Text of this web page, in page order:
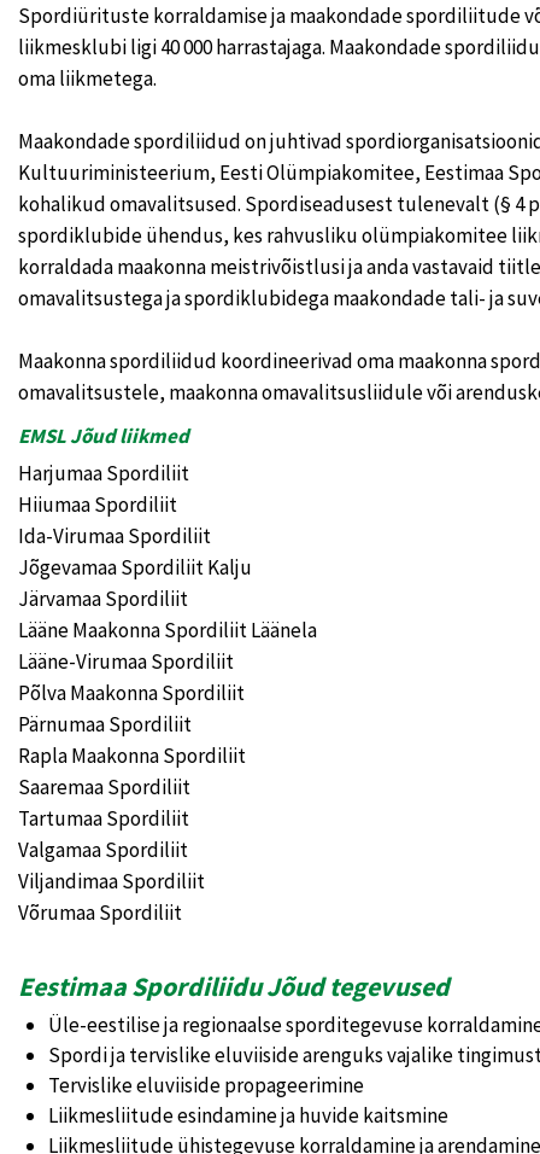
Spordiürituste korraldamise ja maakondade spordiliitude
liikmesklubi ligi 40 000 harrastajaga. Maakondade
oma liikmetega.
Maakondade spordiliidud on juhtivad
Kultuuriministeerium, Eesti Olümpiakomitee, Eestimaa
kohalikud omavalitsused. Spordiseadusest tulenevalt (§ 4
spordiklubide ühendus, kes rahvusliku olümpiakomitee
korraldada maakonna meistrivõistlusi ja anda vastavaid
omavalitsustega ja spordiklubidega maakondade tali- ja
Maakonna spordiliidud koordineerivad oma maakonna
omavalitsustele, maakonna omavalitsusliidule või
EMSL Jõud liikmed
Harjumaa Spordiliit
Hiiumaa Spordiliit
Ida-Virumaa Spordiliit
Jõgevamaa Spordiliit Kalju
Järvamaa Spordiliit
Lääne Maakonna Spordiliit Läänela
Lääne-Virumaa Spordiliit
Põlva Maakonna Spordiliit
Pärnumaa Spordiliit
Rapla Maakonna Spordiliit
Saaremaa Spordiliit
Tartumaa Spordiliit
Valgamaa Spordiliit
Viljandimaa Spordiliit
Võrumaa Spordiliit
Eestimaa Spordiliidu Jõud tegevused
Üle-eestilise ja regionaalse sporditegevuse
Spordi ja tervislike eluviiside arenguks vajalike
Tervislike eluviiside propageerimine
Liikmesliitude esindamine ja huvide kaitsmine
Liikmesliitude ühistegevuse korraldamine ja arendamine